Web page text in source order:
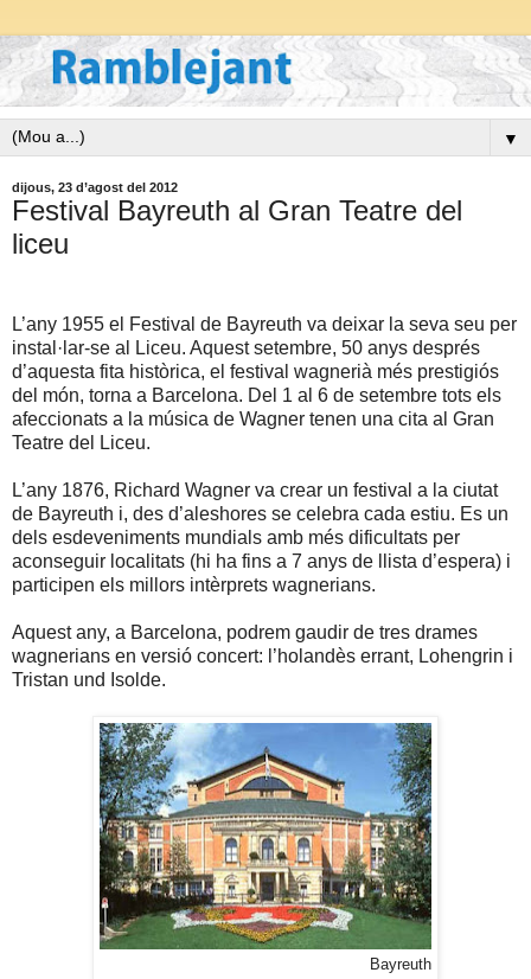
▼
dijous, 23 d’agost del 2012
Festival Bayreuth al Gran Teatre del
liceu
L’any 1955 el Festival de Bayreuth va deixar la seva seu per
instal·lar-se al Liceu. Aquest setembre, 50 anys després
d’aquesta fita històrica, el festival wagnerià més prestigiós
del món, torna a Barcelona. Del 1 al 6 de setembre tots els
afeccionats a la música de Wagner tenen una cita al Gran
Teatre del Liceu.
L’any 1876, Richard Wagner va crear un festival a la ciutat
de Bayreuth i, des d’aleshores se celebra cada estiu. Es un
dels esdeveniments mundials amb més dificultats per
aconseguir localitats (hi ha fins a 7 anys de llista d’espera) i
participen els millors intèrprets wagnerians.
Aquest any, a Barcelona, podrem gaudir de tres drames
wagnerians en versió concert: l’holandès errant, Lohengrin i
Tristan und Isolde.
Bayreuth